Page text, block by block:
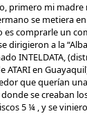
primero mi madre
se metiera
es comprarle un
dirigieron a la
INTELDATA,
ATARI en
que querían
se creaban
5 ¼ , y se